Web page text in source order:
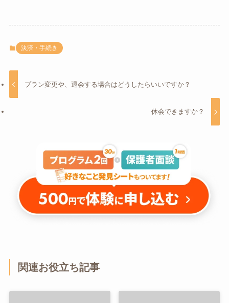
決済・手続き
プラン変更や、退会する場合はどうしたらいいですか？
休会できますか？
関連お役立ち記事